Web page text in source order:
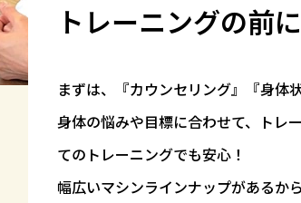
トレーニングの前に
まずは、『カウンセリング』
『身体
身体の悩みや目標に合わせて、
トレ
てのトレーニングでも安心！
幅広いマシンラインナップがあるか